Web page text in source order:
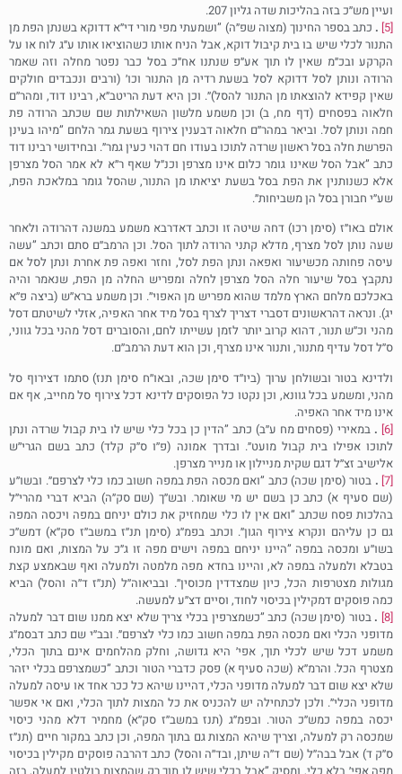
ועיין מש׳׳כ בזה בהליכות שדה גליון 207.
[5]
. כתב בספר החינוך (מצוה שפ״ה) ”ושמעתי מפי מורי די״א דדוקא בשנתן הפת מן
התנור לכלי שיש בו בית קיבול דוקא, אבל הניח אותו כשהוציאו אותו ע״ג לוח או על
הקרקע ובכ״מ שאין לו תוך אע״פ שנתנו אח״כ בסל כבר נפטר מחלה וזה שאמר
הרודה ונותן לסל דדוקא לסל בשעת רדיה מן התנור וכו׳ (ורבים ונכבדים חולקים
שאין קפידא להוצאתו מן התנור להסל)״. וכן היא דעת הריטב״א, רבינו דוד, ומהר׳׳ם
חלאוה בפסחים (דף מח, ב) וכן משמע מלשון השאילתות שם שכתב הרודה פת
חמה ונותן לסל. וביאר במהר׳׳ם חלאוה דבענין צירוף בשעת גמר הלחם ”מיהו בעינן
הפרשת חלה בסל ראשון שרדה לתוכו בעודו חם דהוי כעין גמר״. ובחידושי רבינו דוד
כתב ”אבל הסל שאינו גומר כלום אינו מצרפן וכנ״ל שאף ר״א לא אמר הסל מצרפן
אלא כשנותנין את הפת בסל בשעת יציאתו מן התנור, שהסל גומר במלאכת הפת,
שע״י חבורן בסל הן משביחות״.
אולם באו״ז (סימן רכו) דחה שיטה זו וכתב דאדרבא משמע במשנה דהרודה ולאחר
שעה נותן לסל מצרף, מדלא קתני הרודה לתוך הסל. וכן הרמב׳׳ם סתם וכתב ”עשה
עיסה פחותה מכשיעור ואפאה ונתן הפת לסל, וחזר ואפה פת אחרת ונתן לסל אם
נתקבץ בסל שיעור חלה הסל מצרפן לחלה ומפריש החלה מן הפת, שנאמר והיה
באכלכם מלחם הארץ מלמד שהוא מפריש מן האפוי״. וכן משמע ברא׳׳ש (ביצה פ׳׳א
יג). ונראה דהראשונים דסברי דצריך לצרף בסל מיד אחר האפיה, אזלי לשיטתם דסל
מהני וכ׳׳ש תנור, דהוא קרוב יותר לזמן עשייתו לחם, והסוברים דסל מהני בכל גווני,
ס׳׳ל דסל עדיף מתנור, ותנור אינו מצרף, וכן הוא דעת הרמב׳׳ם.
ולדינא בטור ובשולחן ערוך (ביו׳׳ד סימן שכה, ובאו׳׳ח סימן תנז) סתמו דצירוף סל
מהני, ומשמע בכל גוונא, וכן נקטו כל הפוסקים לדינא דכל צירוף סל מחייב, אף אם
אינו מיד אחר האפיה.
[6]
. במאירי (פסחים מח ע׳׳ב) כתב ”הדין כן בכל כלי שיש לו בית קבול שרדה ונתן
לתוכו אפילו בית קבול מועט״. ובדרך אמונה (פ׳׳ו ס׳׳ק קלד) כתב בשם הגרי׳׳ש
אלישיב זצ׳׳ל דגם שקית מניילון או מנייר מצרפן.
[7]
. בטור (סימן שכה) כתב ”ואם מכסה הפת במפה חשוב כמו כלי לצרפם״. ובשו׳׳ע
(שם סעיף א) כתב כן בשם יש מי שאומר. ובש׳׳ך (שם סק״ה) הביא דברי מהרי׳׳ל
בהלכות פסח שכתב ”ואם אין לו כלי שמחזיק את כולם יניחם במפה ויכסה המפה
גם כן עליהם ונקרא צירוף הגון״. וכתב בפמ׳׳ג (סימן תנ׳׳ז במשב׳׳ז סק׳׳א) דמש׳׳כ
בשו׳׳ע ומכסה במפה ”היינו יניחם במפה וישים מפה זו ג״כ על המצות, ואם מונח
בטבלא ולמעלה במפה לא, והיינו בחדא מפה מלמטה ולמעלה ואף שבאמצע קצת
מגולות מצטרפות הכל, כיון שמצדדין מכוסין״. ובביאוה׳׳ל (תנ׳׳ז ד׳׳ה והסל) הביא
כמה פוסקים דמקילין בכיסוי לחוד, וסיים דצ׳׳ע למעשה.
[8]
. בטור (סימן שכה) כתב ”כשמצרפין בכלי צריך שלא יצא ממנו שום דבר למעלה
מדופני הכלי ואם מכסה הפת במפה חשוב כמו כלי לצרפם״. ובב׳׳י שם כתב דבסמ׳׳ג
משמע דכל שיש לכלי תוך, אפי׳ היא גדושה, וחלק מהלחמים אינם בתוך הכלי,
מצטרף הכל. והרמ׳׳א (שכה סעיף א) פסק כדברי הטור וכתב ”כשמצרפם בכלי יזהר
שלא יצא שום דבר למעלה מדופני הכלי, דהיינו שיהא כל ככר אחד או עיסה למעלה
מדופני הכלי״. ולכן לכתחילה יש להכניס את כל המצות לתוך הכלי, ואם אי אפשר
יכסה במפה כמש׳׳כ הטור. ובפמ׳׳ג (תנז במשב׳׳ז סק׳׳א) מחמיר דלא מהני כיסוי
שמכסה רק למעלה, וצריך שיהא המצות גם בתוך המפה, וכן כתב במקור חיים (תנ״ז
ס׳׳ק ד) אבל בבה׳׳ל (שם ד׳׳ה שיתן, ובד׳׳ה והסל) כתב דהרבה פוסקים מקילין בכיסוי
מפה אפי׳ בלא כלי, ומסיק ”אבל בכלי שיש לו תוך רק שהמצות בולטין למעלה, בזה